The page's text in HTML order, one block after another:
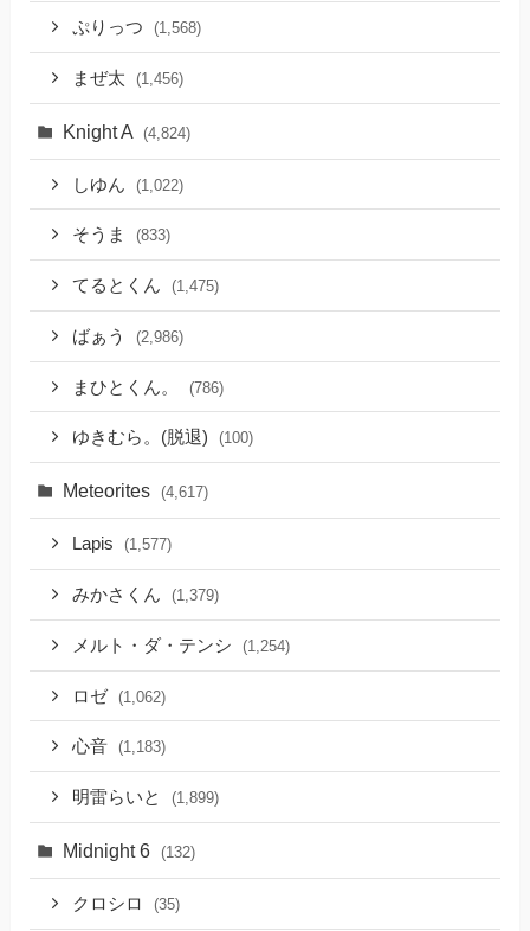
ぷりっつ (1,568)
まぜ太 (1,456)
Knight A (4,824)
しゆん (1,022)
そうま (833)
てるとくん (1,475)
ばぁう (2,986)
まひとくん。 (786)
ゆきむら。(脱退) (100)
Meteorites (4,617)
Lapis (1,577)
みかさくん (1,379)
メルト・ダ・テンシ (1,254)
ロゼ (1,062)
心音 (1,183)
明雷らいと (1,899)
Midnight 6 (132)
クロシロ (35)